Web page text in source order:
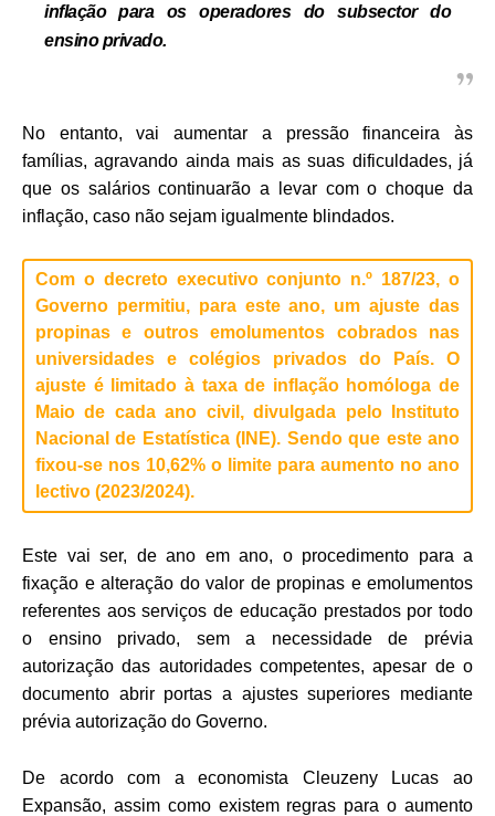
inflação para os operadores do subsector do
ensino privado.
No entanto, vai aumentar a pressão financeira às
famílias, agravando ainda mais as suas dificuldades, já
que os salários continuarão a levar com o choque da
inflação, caso não sejam igualmente blindados.
Com o decreto executivo conjunto n.º 187/23, o
Governo permitiu, para este ano, um ajuste das
propinas e outros emolumentos cobrados nas
universidades e colégios privados do País. O
ajuste é limitado à taxa de inflação homóloga de
Maio de cada ano civil, divulgada pelo Instituto
Nacional de Estatística (INE). Sendo que este ano
fixou-se nos 10,62% o limite para aumento no ano
lectivo (2023/2024).
Este vai ser, de ano em ano, o procedimento para a
fixação e alteração do valor de propinas e emolumentos
referentes aos serviços de educação prestados por todo
o ensino privado, sem a necessidade de prévia
autorização das autoridades competentes, apesar de o
documento abrir portas a ajustes superiores mediante
prévia autorização do Governo.
De acordo com a economista Cleuzeny Lucas ao
Expansão, assim como existem regras para o aumento